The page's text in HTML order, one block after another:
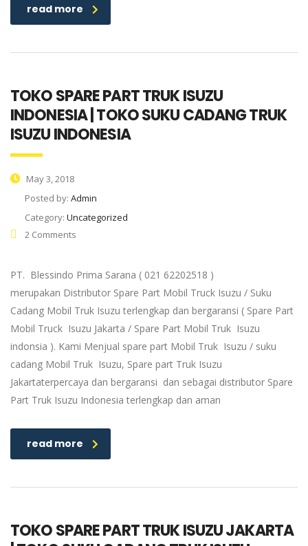
read more
TOKO SPARE PART TRUK ISUZU
INDONESIA | TOKO SUKU CADANG TRUK
ISUZU INDONESIA
May 3, 2018
Posted by: Admin
Category: Uncategorized
2 Comments
PT. Blessindo Prima Sarana ( 021 62202518 )
merupakan Distributor Spare Part Mobil Truck Isuzu / Suku
Cadang Mobil Truk Isuzu terlengkap dan bergaransi ( Spare Part
Mobil Truck Isuzu Jakarta / Spare Part Mobil Truk Isuzu
indonsia ). Kami Menjual spare part Mobil Truk Isuzu / suku
cadang Mobil Truk Isuzu, Spare part Truk Isuzu
Jakartaterpercaya dan bergaransi dan sebagai distributor Spare
Part Truk Isuzu Indonesia terlengkap dan aman
read more
TOKO SPARE PART TRUK ISUZU JAKARTA